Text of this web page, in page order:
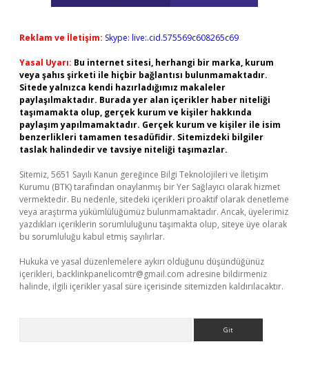
Reklam ve İletişim: Skype: live:.cid.575569c608265c69
Yasal Uyarı: Bu internet sitesi, herhangi bir marka, kurum
veya şahıs şirketi ile hiçbir bağlantısı bulunmamaktadır.
Sitede yalnızca kendi hazırladığımız makaleler
paylaşılmaktadır. Burada yer alan içerikler haber niteliği
taşımamakta olup, gerçek kurum ve kişiler hakkında
paylaşım yapılmamaktadır. Gerçek kurum ve kişiler ile isim
benzerlikleri tamamen tesadüfidir. Sitemizdeki bilgiler
taslak halindedir ve tavsiye niteliği taşımazlar.
Sitemiz, 5651 Sayılı Kanun gereğince Bilgi Teknolojileri ve İletişim
Kurumu (BTK) tarafından onaylanmış bir Yer Sağlayıcı olarak hizmet
vermektedir. Bu nedenle, sitedeki içerikleri proaktif olarak denetleme
veya araştırma yükümlülüğümüz bulunmamaktadır. Ancak, üyelerimiz
yazdıkları içeriklerin sorumluluğunu taşımakta olup, siteye üye olarak
bu sorumluluğu kabul etmiş sayılırlar.
Hukuka ve yasal düzenlemelere aykırı olduğunu düşündüğünüz
içerikleri, backlinkpanelicomtr@gmail.com adresine bildirmeniz
halinde, ilgili içerikler yasal süre içerisinde sitemizden kaldırılacaktır.